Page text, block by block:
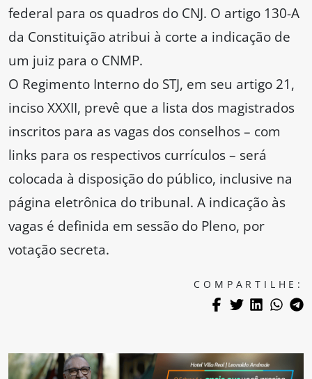
federal para os quadros do CNJ. O artigo 130-A
da Constituição atribui à corte a indicação de
um juiz para o CNMP.
O Regimento Interno do STJ, em seu artigo 21,
inciso XXXII, prevê que a lista dos magistrados
inscritos para as vagas dos conselhos – com
links para os respectivos currículos – será
colocada à disposição do público, inclusive na
página eletrônica do tribunal. A indicação às
vagas é definida em sessão do Pleno, por
votação secreta.
COMPARTILHE: